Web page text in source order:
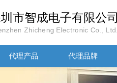
市智成电子有限公司
Zhicheng Electronic Co., Ltd.
代理产品 代理品牌